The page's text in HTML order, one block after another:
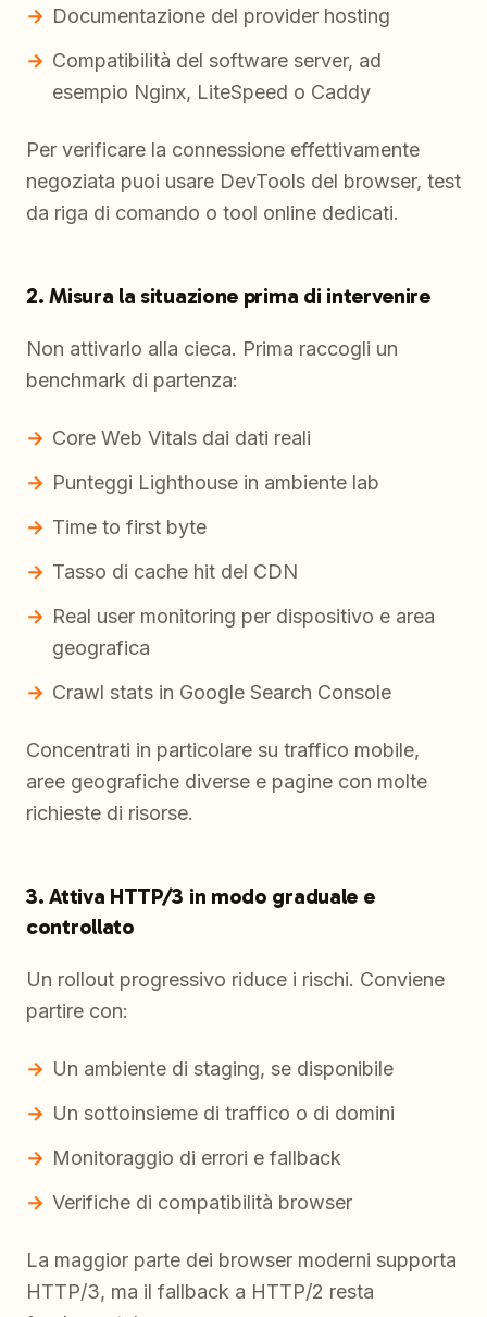
Documentazione del provider hosting
Compatibilità del software server, ad
esempio Nginx, LiteSpeed o Caddy
Per verificare la connessione effettivamente
negoziata puoi usare DevTools del browser, test
da riga di comando o tool online dedicati.
2. Misura la situazione prima di intervenire
Non attivarlo alla cieca. Prima raccogli un
benchmark di partenza:
Core Web Vitals dai dati reali
Punteggi Lighthouse in ambiente lab
Time to first byte
Tasso di cache hit del CDN
Real user monitoring per dispositivo e area
geografica
Crawl stats in Google Search Console
Concentrati in particolare su traffico mobile,
aree geografiche diverse e pagine con molte
richieste di risorse.
3. Attiva HTTP/3 in modo graduale e
controllato
Un rollout progressivo riduce i rischi. Conviene
partire con:
Un ambiente di staging, se disponibile
Un sottoinsieme di traffico o di domini
Monitoraggio di errori e fallback
Verifiche di compatibilità browser
La maggior parte dei browser moderni supporta
HTTP/3, ma il fallback a HTTP/2 resta